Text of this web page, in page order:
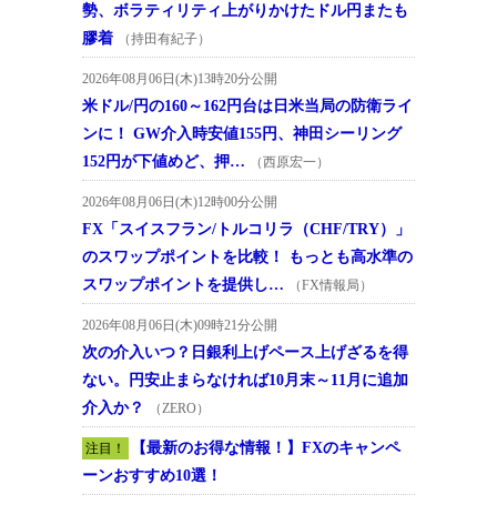
勢、ボラティリティ上がりかけたドル円またも
膠着
（持田有紀子）
2026年08月06日(木)13時20分公開
米ドル/円の160～162円台は日米当局の防衛ライ
ンに！ GW介入時安値155円、神田シーリング
152円が下値めど、押…
（西原宏一）
2026年08月06日(木)12時00分公開
FX「スイスフラン/トルコリラ（CHF/TRY）」
のスワップポイントを比較！ もっとも高水準の
スワップポイントを提供し…
（FX情報局）
2026年08月06日(木)09時21分公開
次の介入いつ？日銀利上げペース上げざるを得
ない。円安止まらなければ10月末～11月に追加
介入か？
（ZERO）
注目！
【最新のお得な情報！】FXのキャンペ
ーンおすすめ10選！